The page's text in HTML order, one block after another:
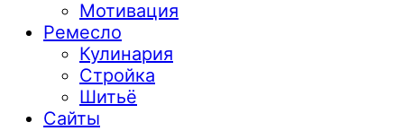
Мотивация
Ремесло
Кулинария
Стройка
Шитьё
Сайты